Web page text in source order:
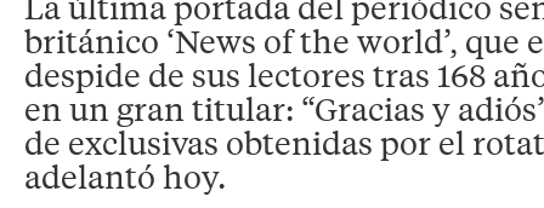
británico ‘News of the world’, que
despide de sus lectores tras 168
en un gran titular: “Gracias y
de exclusivas obtenidas por el
adelantó hoy.